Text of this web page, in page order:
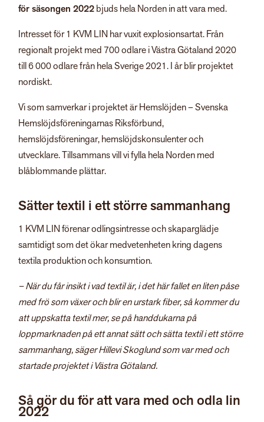
för säsongen 2022bjuds hela Norden in att vara med.
Intresset för 1 KVM LIN har vuxit explosionsartat. Från
regionalt projekt med 700 odlare i Västra Götaland 2020
till 6 000 odlare från hela Sverige 2021. I år blir projektet
nordiskt.
Vi som samverkar i projektet är Hemslöjden – Svenska
Hemslöjdsföreningarnas Riksförbund,
hemslöjdsföreningar, hemslöjdskonsulenter och
utvecklare. Tillsammans vill vi fylla hela Norden med
blåblommande plättar.
Sätter textil i ett större sammanhang
1 KVM LIN förenar odlingsintresse och skaparglädje
samtidigt som det ökar medvetenheten kring dagens
textila produktion och konsumtion.
– När du får insikt i vad textil är, i det här fallet en liten påse
med frö som växer och blir en urstark fiber, så kommer du
att uppskatta textil mer, se på handdukarna på
loppmarknaden på ett annat sätt och sätta textil i ett större
sammanhang, säger Hillevi Skoglund som var med och
startade projektet i Västra Götaland.
Så gör du för att vara med och odla lin
2022